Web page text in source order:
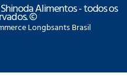
Alimentos - todos os
©
Longbsants Brasil